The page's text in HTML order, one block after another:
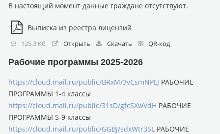
В настоящий момент данные граждане отсутствуют.
Выписка из реестра лицензий
125,3 Кб Открыть Скачать QR-код
Рабочие программы 2025-2026
https://cloud.mail.ru/public/BRxM/3vCsmNPLJ РАБОЧИЕ
ПРОГРАММЫ 1-4 классы
https://cloud.mail.ru/public/31sD/gfcSXwVdH РАБОЧИЕ
ПРОГРАММЫ 5-9 классы
https://cloud.mail.ru/public/GGBJ/sdxWtr3SL РАБОЧИЕ